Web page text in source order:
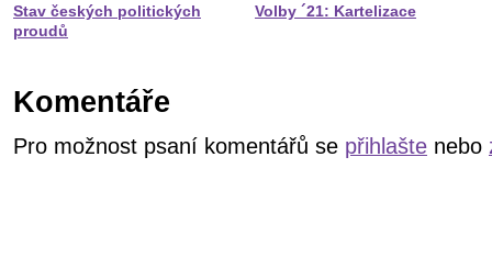
Stav českých politických
proudů
Volby ´21: Kartelizace
Komentáře
Pro možnost psaní komentářů se přihlašte nebo